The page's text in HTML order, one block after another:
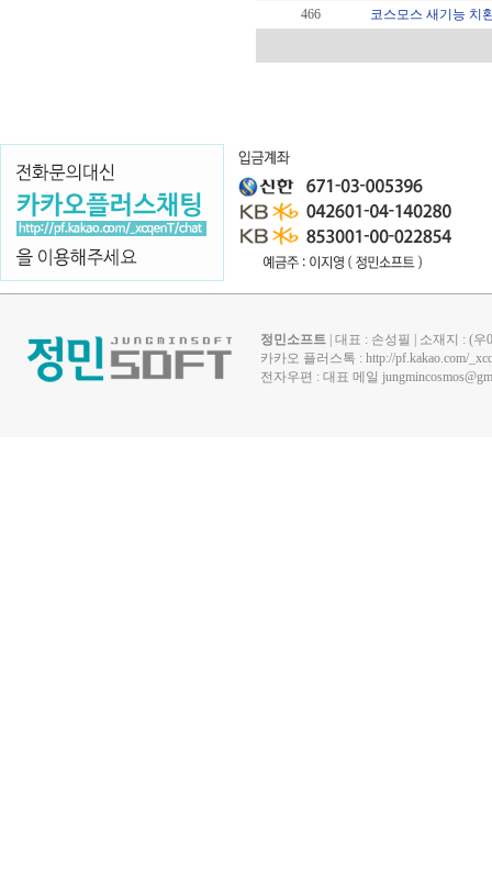
466
코스모스 새기능 치
정민소프트 | 대표 : 손성필 | 소재지 : (
카카오 플러스톡 : http://pf.kakao.com/
전자우편 : 대표 메일